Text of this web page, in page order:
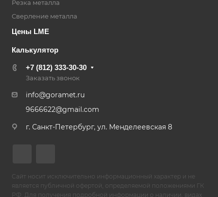
Резка металла
Сверление металла
Цены LME
Калькулятор
+7 (812) 333-30-30
Заказать звонок
info@goramet.ru
9666622@gmail.com
г. Санкт-Петербург, ул. Менделеевская 8
Сайт носит исключительно информационный характер и не
является публичной офертой, определяемой положениями ГК
РФ. Для получения подробной информации о наличии, видах